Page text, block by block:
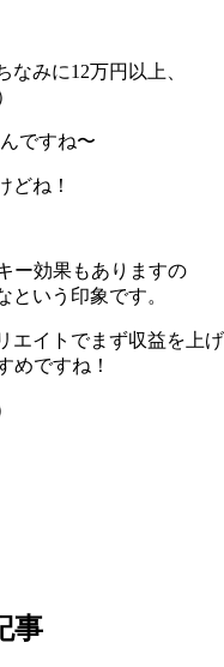
みに12万円以上、
ですね〜
どね！
ー効果もありますの
という印象です。
エイトでまず収益を上げ
めですね！
事